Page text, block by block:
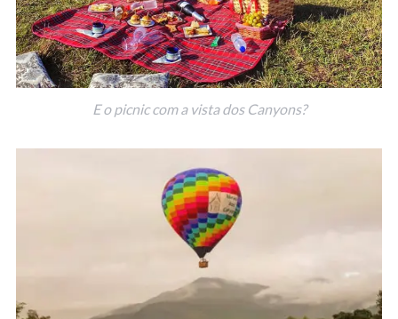
E o picnic com a vista dos Canyons?